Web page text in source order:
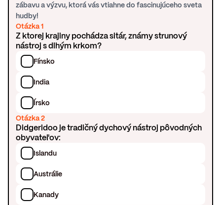
zábavu a výzvu, ktorá vás vtiahne do fascinujúceho sveta
hudby!
Otázka 1
Z ktorej krajiny pochádza sitár, známy strunový
nástroj s dlhým krkom?
Fínsko
India
Írsko
Otázka 2
Didgeridoo je tradičný dychový nástroj pôvodných
obyvateľov:
Islandu
Austrálie
Kanady